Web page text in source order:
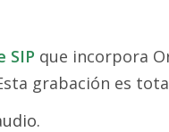
SIP que incorpora
grabación es